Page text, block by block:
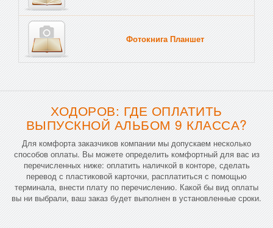
Фотокнига Планшет
ХОДОРОВ: ГДЕ ОПЛАТИТЬ
ВЫПУСКНОЙ АЛЬБОМ 9 КЛАССА?
Для комфорта заказчиков компании мы допускаем несколько
способов оплаты. Вы можете определить комфортный для вас из
перечисленных ниже: оплатить наличкой в конторе, сделать
перевод с пластиковой карточки, расплатиться с помощью
терминала, внести плату по перечислению. Какой бы вид оплаты
вы ни выбрали, ваш заказ будет выполнен в установленные сроки.